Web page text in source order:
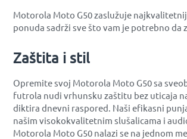
Motorola Moto G50 zaslužuje
ponuda sadrži sve što vam je potrebno
Zaštita i stil
Opremite svoj Motorola Moto G50 sa
futrola nudi vrhunsku zaštitu bez uticaja
diktira dnevni raspored. Naši efikasni
našim visokokvalitetnim slušalicama i
Motorola Moto G50 nalazi se na jednom